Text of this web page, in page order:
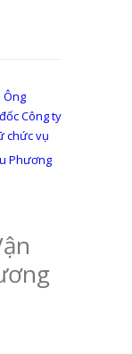
Ông
Công ty
chức vụ
Phương